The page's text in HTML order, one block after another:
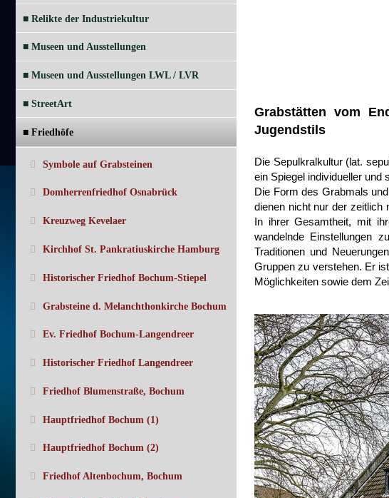
■ Relikte der Industriekultur
■ Museen und Ausstellungen
■ Museen und Ausstellungen LWL / LVR
■ StreetArt
■ Friedhöfe
Symbole auf Grabsteinen
Domherrenfriedhof Osnabrück
Kreuzweg Kevelaer
Kirchhof St. Pankratiuskirche Hamburg
Historischer Friedhof Bochum-Stiepel
Grabsteine d. Melanchthonkirche Bochum
Ev. Friedhof Bochum-Langendreer
Historischer Friedhof Langendreer
Friedhof Blumenstraße, Bochum
Hauptfriedhof Bochum (1)
Hauptfriedhof Bochum (2)
Friedhof Altenbochum, Bochum
Grabstätten vom
Jugendstils
Die Sepulkralkultur (lat.
ein Spiegel individueller und
Die Form des Grabmals
dienen nicht nur der zeitlich
In ihrer Gesamtheit, mit
wandelnde Einstellungen
Traditionen und
Gruppen zu verstehen. Er
Möglichkeiten sowie dem